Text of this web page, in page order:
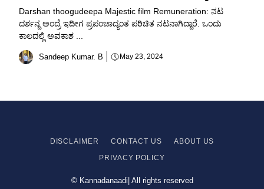
Darshan thoogudeepa Majestic film Remuneration: ನಟ
ದರ್ಶನ್ದ ಅಂದ್ರೆ ಇದೀಗ ಪ್ರಪಂಚಾದ್ಯಂತ ಪರಿಚಿತ ನಟನಾಗಿದ್ದಾರೆ. ಒಂದು
ಕಾಲದಲ್ಲಿ ಅವಕಾಶ ...
Sandeep Kumar. B May 23, 2024
DISCLAIMER CONTACT US
ABOUT US
PRIVACY POLICY
© Kannadanaadi| All rights reserved